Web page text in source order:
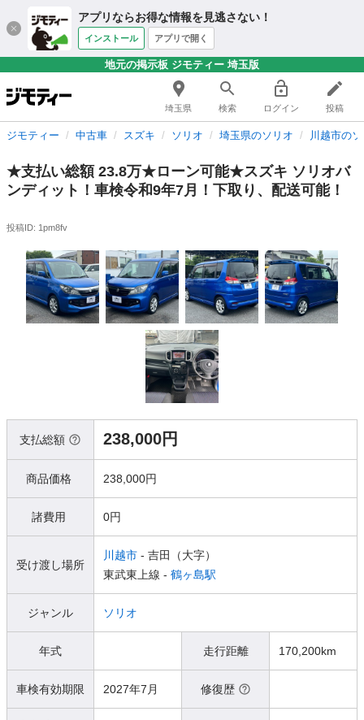
アプリならお得な情報を見逃さない！
インストール アプリで開く
地元の掲示板 ジモティー 埼玉版
埼玉県 検索 ログイン 投稿
ジモティー 中古車 スズキ ソリオ 埼玉県のソリオ 川越市の
★支払い総額 23.8万★ローン可能★スズキ ソリオバ
ンディット！車検令和9年7月！下取り、配送可能！
投稿ID: 1pm8fv
支払総額 238,000円
商品価格 238,000円
諸費用 0円
受け渡し場所
川越市 - 吉田（大字）
東武東上線 - 鶴ヶ島駅
ジャンル ソリオ
年式 走行距離 170,200km
車検有効期限 2027年7月 修復歴